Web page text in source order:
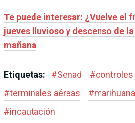
Te puede interesar: ¿Vuelve el
jueves lluvioso y descenso de
mañana
Etiquetas: #Senad #controles
#terminales aéreas #
#incautación